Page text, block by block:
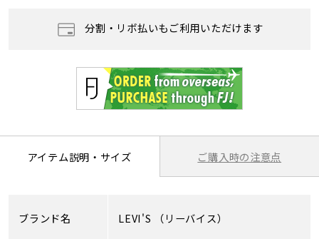
分割・リボ払いもご利用いただけます
アイテム説明・サイズ ご購入時の注意点
ブランド名 LEVI'S （リーバイス）